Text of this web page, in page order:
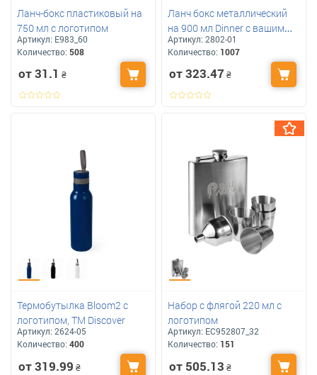
Ланч-бокс пластиковый на
750 мл с логотипом
Артикул: E983_60
Количество: 508
от 31.1 ₴
Ланч бокс металлический
на 900 мл Dinner с вашим
логотипом
Артикул:2802-01
Количество: 1007
от 323.47 ₴
Термобутылка Bloom2 с
логотипом, ТМ Discover
Артикул: 2624-05
Количество: 400
от 319.99 ₴
Набор с флягой 220 мл с
логотипом
Артикул: ЕС952807_32
Количество: 151
от 505.13 ₴